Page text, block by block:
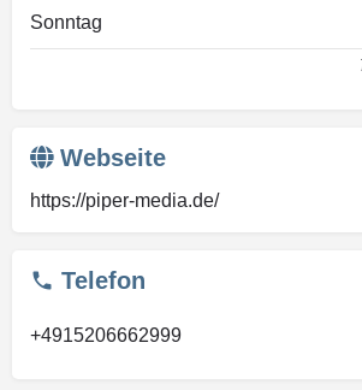
Sonntag
Webseite
https://piper-media.de/
Telefon
+4915206662999